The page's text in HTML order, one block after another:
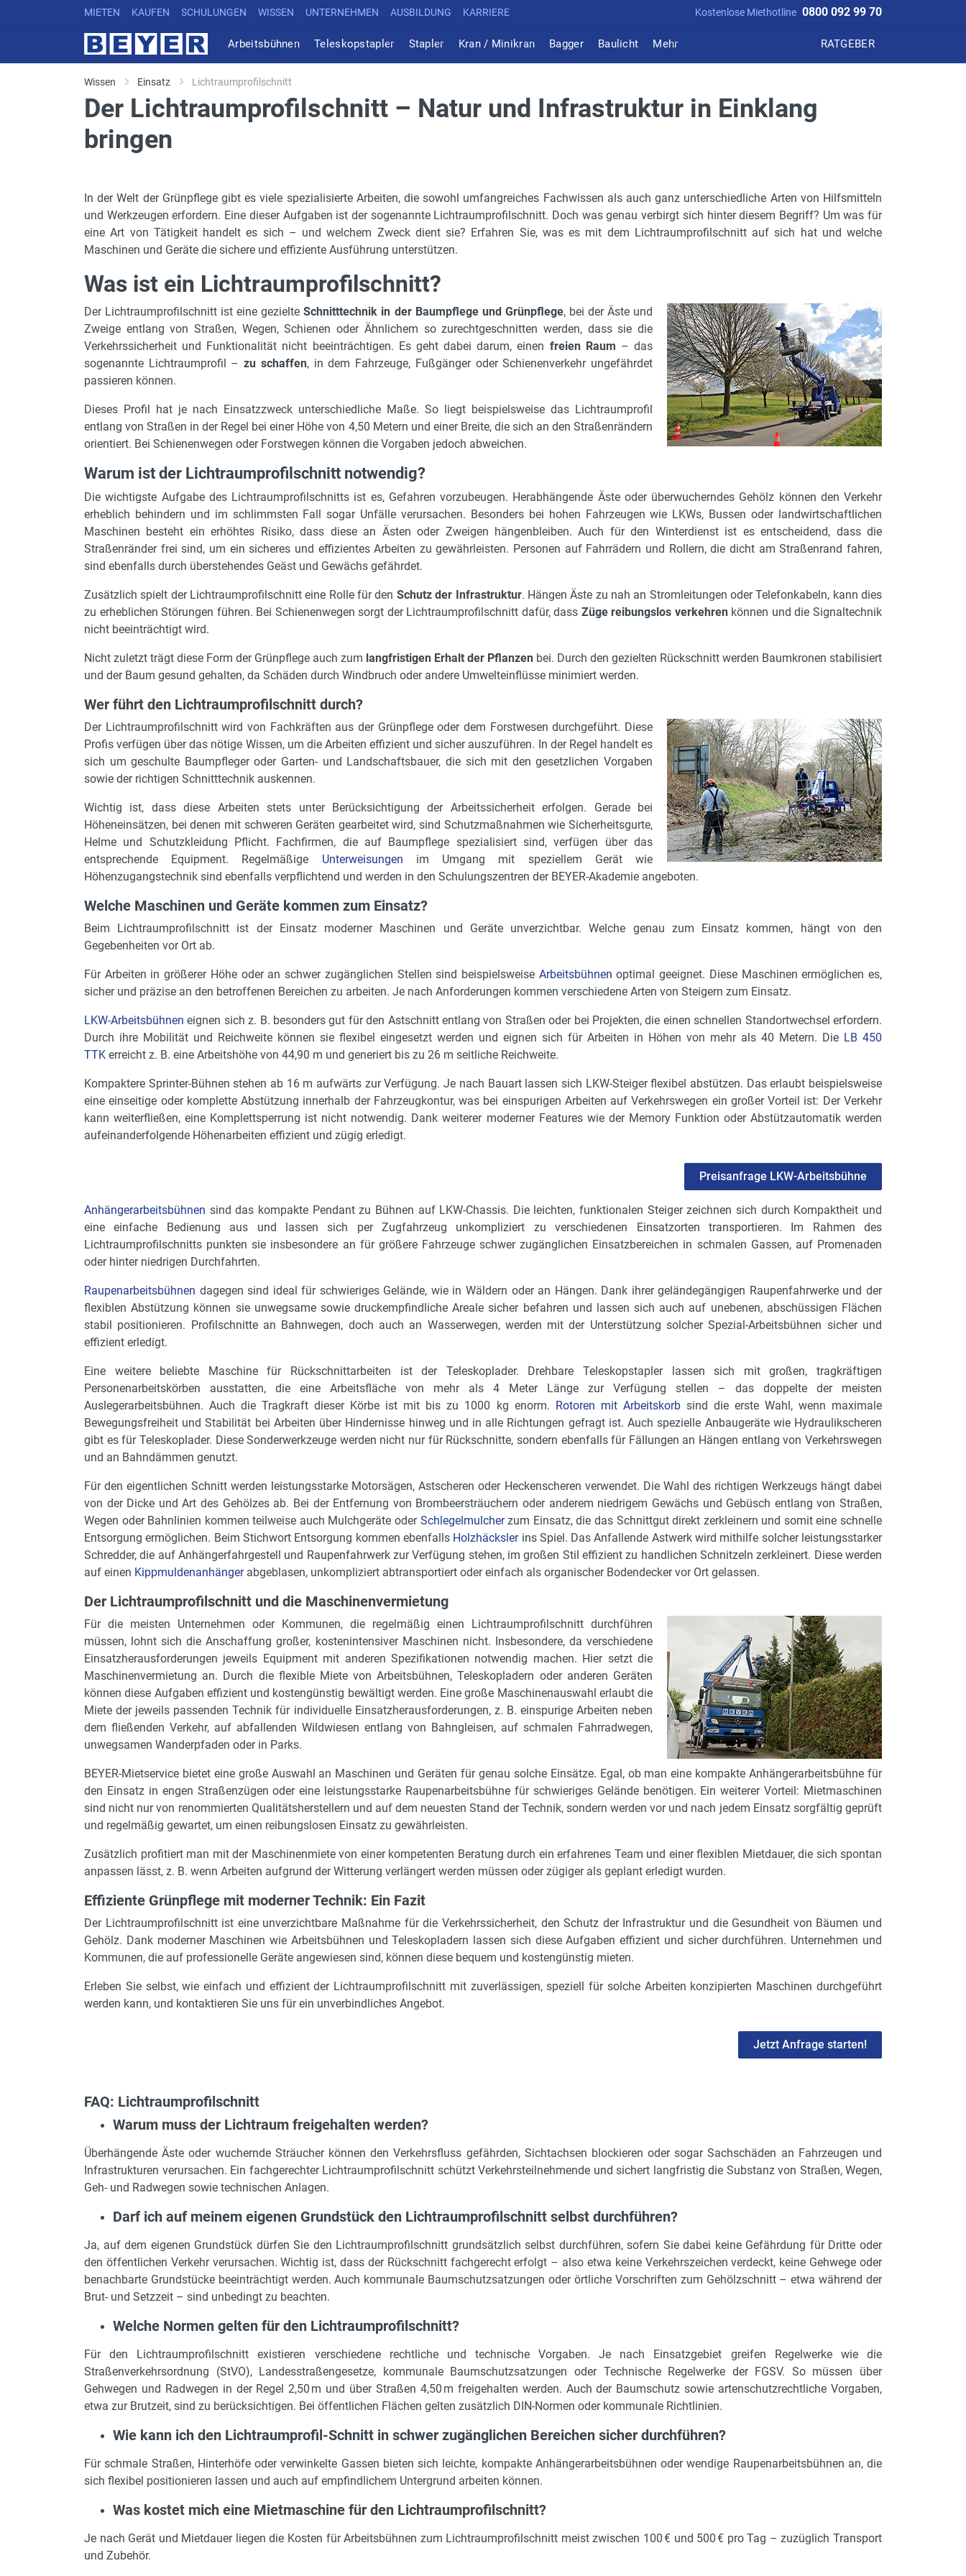
MIETEN KAUFEN SCHULUNGEN WISSEN UNTERNEHMEN AUSBILDUNG KARRIERE Kostenlose Miethotline 0800 092 99 70
Arbeitsbühnen Teleskopstapler Stapler Kran / Minikran Bagger Baulicht Mehr RATGEBER
Wissen Einsatz Lichtraumprofilschnitt
Der Lichtraumprofilschnitt – Natur und Infrastruktur in Einklang
bringen
In der Welt der Grünpflege gibt es viele spezialisierte Arbeiten, die sowohl umfangreiches Fachwissen als auch ganz unterschiedliche Arten von Hilfsmitteln
und Werkzeugen erfordern. Eine dieser Aufgaben ist der sogenannte Lichtraumprofilschnitt. Doch was genau verbirgt sich hinter diesem Begriff? Um was für
eine Art von Tätigkeit handelt es sich – und welchem Zweck dient sie? Erfahren Sie, was es mit dem Lichtraumprofilschnitt auf sich hat und welche
Maschinen und Geräte die sichere und effiziente Ausführung unterstützen.
Was ist ein Lichtraumprofilschnitt?
Der Lichtraumprofilschnitt ist eine gezielteSchnitttechnik in der Baumpflege und Grünpflege, bei der Äste und
Zweige entlang von Straßen, Wegen, Schienen oder Ähnlichem so zurechtgeschnitten werden, dass sie die
Verkehrssicherheit und Funktionalität nicht beeinträchtigen. Es geht dabei darum, einen freien Raum – das
sogenannte Lichtraumprofil –zu schaffen, in dem Fahrzeuge, Fußgänger oder Schienenverkehr ungefährdet
passieren können.
Dieses Profil hat je nach Einsatzzweck unterschiedliche Maße. So liegt beispielsweise das Lichtraumprofil
entlang von Straßen in der Regel bei einer Höhe von 4,50 Metern und einer Breite, die sich an den Straßenrändern
orientiert. Bei Schienenwegen oder Forstwegen können die Vorgaben jedoch abweichen.
Warum ist der Lichtraumprofilschnitt notwendig?
Die wichtigste Aufgabe des Lichtraumprofilschnitts ist es, Gefahren vorzubeugen. Herabhängende Äste oder überwucherndes Gehölz können den Verkehr
erheblich behindern und im schlimmsten Fall sogar Unfälle verursachen. Besonders bei hohen Fahrzeugen wie LKWs, Bussen oder landwirtschaftlichen
Maschinen besteht ein erhöhtes Risiko, dass diese an Ästen oder Zweigen hängenbleiben. Auch für den Winterdienst ist es entscheidend, dass die
Straßenränder frei sind, um ein sicheres und effizientes Arbeiten zu gewährleisten. Personen auf Fahrrädern und Rollern, die dicht am Straßenrand fahren,
sind ebenfalls durch überstehendes Geäst und Gewächs gefährdet.
Zusätzlich spielt der Lichtraumprofilschnitt eine Rolle für den Schutz der Infrastruktur. Hängen Äste zu nah an Stromleitungen oder Telefonkabeln, kann dies
zu erheblichen Störungen führen. Bei Schienenwegen sorgt der Lichtraumprofilschnitt dafür, dass Züge reibungslos verkehrenkönnen und die Signaltechnik
nicht beeinträchtigt wird.
Nicht zuletzt trägt diese Form der Grünpflege auch zum langfristigen Erhalt der Pflanzen bei. Durch den gezielten Rückschnitt werden Baumkronen stabilisiert
und der Baum gesund gehalten, da Schäden durch Windbruch oder andere Umwelteinflüsse minimiert werden.
Wer führt den Lichtraumprofilschnitt durch?
Der Lichtraumprofilschnitt wird von Fachkräften aus der Grünpflege oder dem Forstwesen durchgeführt. Diese
Profis verfügen über das nötige Wissen, um die Arbeiten effizient und sicher auszuführen. In der Regel handelt es
sich um geschulte Baumpfleger oder Garten- und Landschaftsbauer, die sich mit den gesetzlichen Vorgaben
sowie der richtigen Schnitttechnik auskennen.
Wichtig ist, dass diese Arbeiten stets unter Berücksichtigung der Arbeitssicherheit erfolgen. Gerade bei
Höheneinsätzen, bei denen mit schweren Geräten gearbeitet wird, sind Schutzmaßnahmen wie Sicherheitsgurte,
Helme und Schutzkleidung Pflicht. Fachfirmen, die auf Baumpflege spezialisiert sind, verfügen über das
entsprechende Equipment. Regelmäßige Unterweisungen im Umgang mit speziellem Gerät wie
Höhenzugangstechnik sind ebenfalls verpflichtend und werden in den Schulungszentren der BEYER-Akademie angeboten.
Welche Maschinen und Geräte kommen zum Einsatz?
Beim Lichtraumprofilschnitt ist der Einsatz moderner Maschinen und Geräte unverzichtbar. Welche genau zum Einsatz kommen, hängt von den
Gegebenheiten vor Ort ab.
Für Arbeiten in größerer Höhe oder an schwer zugänglichen Stellen sind beispielsweise Arbeitsbühnen optimal geeignet. Diese Maschinen ermöglichen es,
sicher und präzise an den betroffenen Bereichen zu arbeiten. Je nach Anforderungen kommen verschiedene Arten von Steigern zum Einsatz.
LKW-Arbeitsbühnen eignen sich z. B. besonders gut für den Astschnitt entlang von Straßen oder bei Projekten, die einen schnellen Standortwechsel erfordern.
Durch ihre Mobilität und Reichweite können sie flexibel eingesetzt werden und eignen sich für Arbeiten in Höhen von mehr als 40 Metern. Die LB 450
TTK erreicht z. B. eine Arbeitshöhe von 44,90 m und generiert bis zu 26 m seitliche Reichweite.
Kompaktere Sprinter-Bühnen stehen ab 16 m aufwärts zur Verfügung. Je nach Bauart lassen sich LKW-Steiger flexibel abstützen. Das erlaubt beispielsweise
eine einseitige oder komplette Abstützung innerhalb der Fahrzeugkontur, was bei einspurigen Arbeiten auf Verkehrswegen ein großer Vorteil ist: Der Verkehr
kann weiterfließen, eine Komplettsperrung ist nicht notwendig. Dank weiterer moderner Features wie der Memory Funktion oder Abstützautomatik werden
aufeinanderfolgende Höhenarbeiten effizient und zügig erledigt.
Preisanfrage LKW-Arbeitsbühne
Anhängerarbeitsbühnen sind das kompakte Pendant zu Bühnen auf LKW-Chassis. Die leichten, funktionalen Steiger zeichnen sich durch Kompaktheit und
eine einfache Bedienung aus und lassen sich per Zugfahrzeug unkompliziert zu verschiedenen Einsatzorten transportieren. Im Rahmen des
Lichtraumprofilschnitts punkten sie insbesondere an für größere Fahrzeuge schwer zugänglichen Einsatzbereichen in schmalen Gassen, auf Promenaden
oder hinter niedrigen Durchfahrten.
Raupenarbeitsbühnen dagegen sind ideal für schwieriges Gelände, wie in Wäldern oder an Hängen. Dank ihrer geländegängigen Raupenfahrwerke und der
flexiblen Abstützung können sie unwegsame sowie druckempfindliche Areale sicher befahren und lassen sich auch auf unebenen, abschüssigen Flächen
stabil positionieren. Profilschnitte an Bahnwegen, doch auch an Wasserwegen, werden mit der Unterstützung solcher Spezial-Arbeitsbühnen sicher und
effizient erledigt.
Eine weitere beliebte Maschine für Rückschnittarbeiten ist der Teleskoplader. Drehbare Teleskopstapler lassen sich mit großen, tragkräftigen
Personenarbeitskörben ausstatten, die eine Arbeitsfläche von mehr als 4 Meter Länge zur Verfügung stellen – das doppelte der meisten
Auslegerarbeitsbühnen. Auch die Tragkraft dieser Körbe ist mit bis zu 1000 kg enorm. Rotoren mit Arbeitskorbsind die erste Wahl, wenn maximale
Bewegungsfreiheit und Stabilität bei Arbeiten über Hindernisse hinweg und in alle Richtungen gefragt ist. Auch spezielle Anbaugeräte wie Hydraulikscheren
gibt es für Teleskoplader. Diese Sonderwerkzeuge werden nicht nur für Rückschnitte, sondern ebenfalls für Fällungen an Hängen entlang von Verkehrswegen
und an Bahndämmen genutzt.
Für den eigentlichen Schnitt werden leistungsstarke Motorsägen, Astscheren oder Heckenscheren verwendet. Die Wahl des richtigen Werkzeugs hängt dabei
von der Dicke und Art des Gehölzes ab. Bei der Entfernung von Brombeersträuchern oder anderem niedrigem Gewächs und Gebüsch entlang von Straßen,
Wegen oder Bahnlinien kommen teilweise auch Mulchgeräte oder Schlegelmulcherzum Einsatz, die das Schnittgut direkt zerkleinern und somit eine schnelle
Entsorgung ermöglichen. Beim Stichwort Entsorgung kommen ebenfalls Holzhäckslerins Spiel. Das Anfallende Astwerk wird mithilfe solcher leistungsstarker
Schredder, die auf Anhängerfahrgestell und Raupenfahrwerk zur Verfügung stehen, im großen Stil effizient zu handlichen Schnitzeln zerkleinert. Diese werden
auf einen Kippmuldenanhängerabgeblasen, unkompliziert abtransportiert oder einfach als organischer Bodendecker vor Ort gelassen.
Der Lichtraumprofilschnitt und die Maschinenvermietung
Für die meisten Unternehmen oder Kommunen, die regelmäßig einen Lichtraumprofilschnitt durchführen
müssen, lohnt sich die Anschaffung großer, kostenintensiver Maschinen nicht. Insbesondere, da verschiedene
Einsatzherausforderungen jeweils Equipment mit anderen Spezifikationen notwendig machen. Hier setzt die
Maschinenvermietung an. Durch die flexible Miete von Arbeitsbühnen, Teleskopladern oder anderen Geräten
können diese Aufgaben effizient und kostengünstig bewältigt werden. Eine große Maschinenauswahl erlaubt die
Miete der jeweils passenden Technik für individuelle Einsatzherausforderungen, z. B. einspurige Arbeiten neben
dem fließenden Verkehr, auf abfallenden Wildwiesen entlang von Bahngleisen, auf schmalen Fahrradwegen,
unwegsamen Wanderpfaden oder in Parks.
BEYER-Mietservice bietet eine große Auswahl an Maschinen und Geräten für genau solche Einsätze. Egal, ob man eine kompakte Anhängerarbeitsbühne für
den Einsatz in engen Straßenzügen oder eine leistungsstarke Raupenarbeitsbühne für schwieriges Gelände benötigen. Ein weiterer Vorteil: Mietmaschinen
sind nicht nur von renommierten Qualitätsherstellern und auf dem neuesten Stand der Technik, sondern werden vor und nach jedem Einsatz sorgfältig geprüft
und regelmäßig gewartet, um einen reibungslosen Einsatz zu gewährleisten.
Zusätzlich profitiert man mit der Maschinenmiete von einer kompetenten Beratung durch ein erfahrenes Team und einer flexiblen Mietdauer, die sich spontan
anpassen lässt, z. B. wenn Arbeiten aufgrund der Witterung verlängert werden müssen oder zügiger als geplant erledigt wurden.
Effiziente Grünpflege mit moderner Technik: Ein Fazit
Der Lichtraumprofilschnitt ist eine unverzichtbare Maßnahme für die Verkehrssicherheit, den Schutz der Infrastruktur und die Gesundheit von Bäumen und
Gehölz. Dank moderner Maschinen wie Arbeitsbühnen und Teleskopladern lassen sich diese Aufgaben effizient und sicher durchführen. Unternehmen und
Kommunen, die auf professionelle Geräte angewiesen sind, können diese bequem und kostengünstig mieten.
Erleben Sie selbst, wie einfach und effizient der Lichtraumprofilschnitt mit zuverlässigen, speziell für solche Arbeiten konzipierten Maschinen durchgeführt
werden kann, und kontaktieren Sie uns für ein unverbindliches Angebot.
Jetzt Anfrage starten!
FAQ: Lichtraumprofilschnitt
Warum muss der Lichtraum freigehalten werden?
Überhängende Äste oder wuchernde Sträucher können den Verkehrsfluss gefährden, Sichtachsen blockieren oder sogar Sachschäden an Fahrzeugen und
Infrastrukturen verursachen. Ein fachgerechter Lichtraumprofilschnitt schützt Verkehrsteilnehmende und sichert langfristig die Substanz von Straßen, Wegen,
Geh- und Radwegen sowie technischen Anlagen.
Darf ich auf meinem eigenen Grundstück den Lichtraumprofilschnitt selbst durchführen?
Ja, auf dem eigenen Grundstück dürfen Sie den Lichtraumprofilschnitt grundsätzlich selbst durchführen, sofern Sie dabei keine Gefährdung für Dritte oder
den öffentlichen Verkehr verursachen. Wichtig ist, dass der Rückschnitt fachgerecht erfolgt – also etwa keine Verkehrszeichen verdeckt, keine Gehwege oder
benachbarte Grundstücke beeinträchtigt werden. Auch kommunale Baumschutzsatzungen oder örtliche Vorschriften zum Gehölzschnitt – etwa während der
Brut- und Setzzeit – sind unbedingt zu beachten.
Welche Normen gelten für den Lichtraumprofilschnitt?
Für den Lichtraumprofilschnitt existieren verschiedene rechtliche und technische Vorgaben. Je nach Einsatzgebiet greifen Regelwerke wie die
Straßenverkehrsordnung (StVO), Landesstraßengesetze, kommunale Baumschutzsatzungen oder Technische Regelwerke der FGSV. So müssen über
Gehwegen und Radwegen in der Regel 2,50 m und über Straßen 4,50 m freigehalten werden. Auch der Baumschutz sowie artenschutzrechtliche Vorgaben,
etwa zur Brutzeit, sind zu berücksichtigen. Bei öffentlichen Flächen gelten zusätzlich DIN-Normen oder kommunale Richtlinien.
Wie kann ich den Lichtraumprofil-Schnitt in schwer zugänglichen Bereichen sicher durchführen?
Für schmale Straßen, Hinterhöfe oder verwinkelte Gassen bieten sich leichte, kompakte Anhängerarbeitsbühnen oder wendige Raupenarbeitsbühnen an, die
sich flexibel positionieren lassen und auch auf empfindlichem Untergrund arbeiten können.
Was kostet mich eine Mietmaschine für den Lichtraumprofilschnitt?
Je nach Gerät und Mietdauer liegen die Kosten für Arbeitsbühnen zum Lichtraumprofilschnitt meist zwischen 100 € und 500 € pro Tag – zuzüglich Transport
und Zubehör.